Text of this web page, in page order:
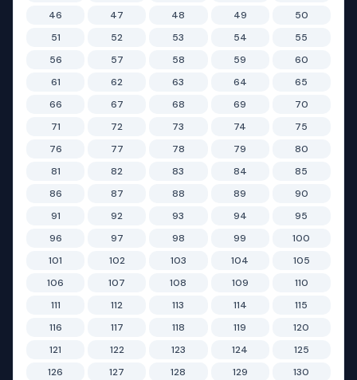
46
47 48 49
50
51
52 53 54
55
56
57 58 59
60
61
62 63 64
65
66
67 68 69
70
71
72 73 74
75
76
77 78 79
80
81
82 83 84
85
86
87 88 89
90
91
92 93 94
95
96
97 98 99
100
101
102 103 104
105
106
107 108 109
110
111
112 113 114
115
116
117 118 119
120
121
122 123 124
125
126
127 128 129 130